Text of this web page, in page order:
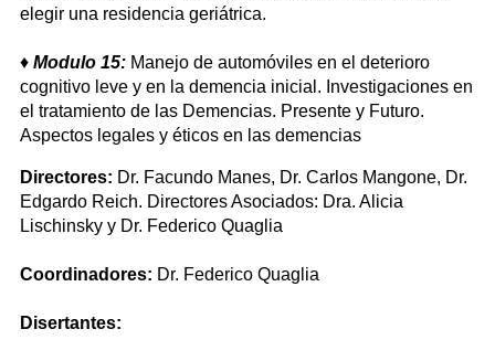
elegir una residencia geriátrica.
♦ Modulo 15: Manejo de automóviles en el deterioro
cognitivo leve y en la demencia inicial. Investigaciones en
el tratamiento de las Demencias. Presente y Futuro.
Aspectos legales y éticos en las demencias
Directores: Dr. Facundo Manes, Dr. Carlos Mangone, Dr.
Edgardo Reich. Directores Asociados: Dra. Alicia
Lischinsky y Dr. Federico Quaglia
Coordinadores: Dr. Federico Quaglia
Disertantes: